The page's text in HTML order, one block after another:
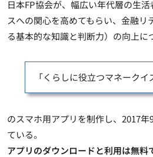
日本FP協会が、幅広い年代層の生
スへの関心を高めてもらい、 金融リ
る基本的な知識と判断力）の向上に
「くらしに役立つマネークイ
のスマホ用アプリを制作し、2017
ている。
アプリのダウンロードと利用は無料